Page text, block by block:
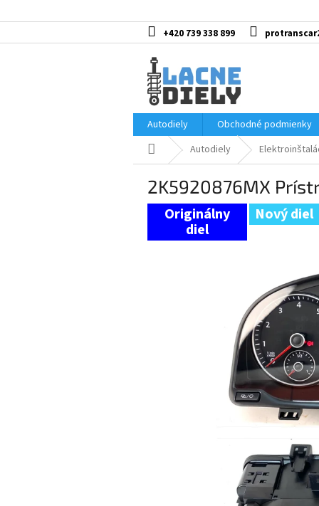
na
+420 739 338 899
Autodiely
Obchodné podmienky
DomovAutodiely
2K5920876MX
Nový diel